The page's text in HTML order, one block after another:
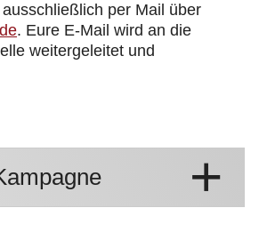
per Mail über
. Eure E-Mail wird an die
weitergeleitet und